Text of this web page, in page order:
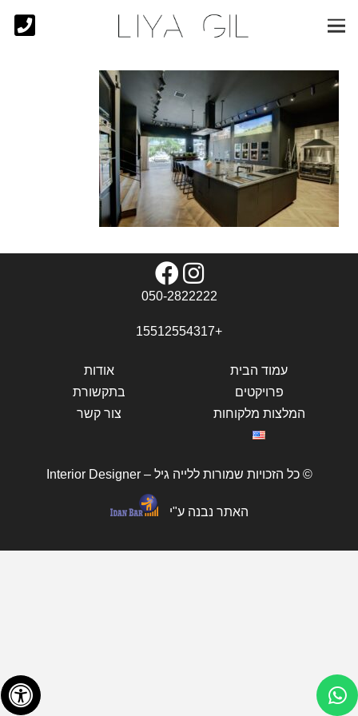
עמוד הבית
אודות
פרויקטים
בתקשורת
המלצות מלקוחות
צור קשר
© כל הזכויות שמורות ללייה גיל – Interior Designer
האתר נבנה ע"י
050-2822222
+15512554317